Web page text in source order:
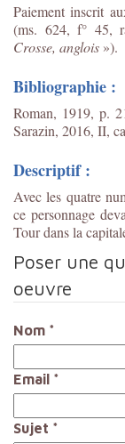
Paiement inscrit
(ms. 624, f° 45,
Crosse, anglois »).
Bibliographie :
Roman, 1919, p.
Sarazin, 2016, II,
Descriptif :
Avec les quatre
ce personnage
Tour dans la
Poser une
oeuvre
Nom *
Email *
Sujet *